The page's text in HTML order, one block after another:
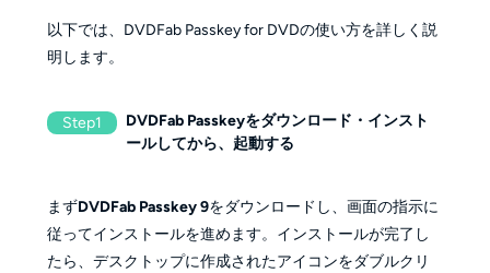
以下では、DVDFab Passkey for DVDの使い方を詳しく説
明します。
Step1
DVDFab Passkeyをダウンロード・インスト
ールしてから、起動する
まずDVDFab Passkey 9をダウンロードし、画面の指示に
従ってインストールを進めます。インストールが完了し
たら、デスクトップに作成されたアイコンをダブルクリ